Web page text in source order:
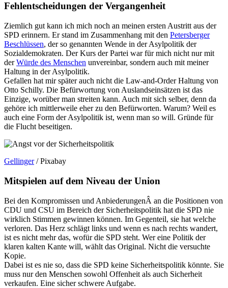
Fehlentscheidungen der Vergangenheit
Ziemlich gut kann ich mich noch an meinen ersten Austritt aus der
SPD erinnern. Er stand im Zusammenhang mit den Petersberger
Beschlüssen, der so genannten Wende in der Asylpolitik der
Sozialdemokraten. Der Kurs der Partei war für mich nicht nur mit
derWürde des Menschen unvereinbar, sondern auch mit meiner
Haltung in der Asylpolitik.
Gefallen hat mir später auch nicht die Law-and-Order Haltung von
Otto Schilly. Die Befürwortung von Auslandseinsätzen ist das
Einzige, worüber man streiten kann. Auch mit sich selber, denn da
gehöre ich mittlerweile eher zu den Befürworten. Warum? Weil es
auch eine Form der Asylpolitik ist, wenn man so will. Gründe für
die Flucht beseitigen.
Gellinger/ Pixabay
Mitspielen auf dem Niveau der Union
Bei den Kompromissen und AnbiederungenÂ an die Positionen von
CDU und CSU im Bereich der Sicherheitspolitik hat die SPD nie
wirklich Stimmen gewinnen können. Im Gegenteil, sie hat welche
verloren. Das Herz schlägt links und wenn es nach rechts wandert,
ist es nicht mehr das, wofür die SPD steht. Wer eine Politik der
klaren kalten Kante will, wählt das Original. Nicht die versuchte
Kopie.
Dabei ist es nie so, dass die SPD keine Sicherheitspolitik könnte. Sie
muss nur den Menschen sowohl Offenheit als auch Sicherheit
verkaufen. Eine sicher schwere Aufgabe.